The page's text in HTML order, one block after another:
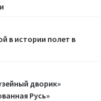
в истории полет в
дворик»
Русь»